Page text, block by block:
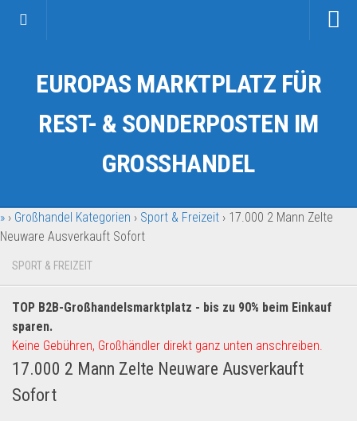
Kategorien
Auto & Motorrad
Fahrzeuge & Transport
Garten & Werkzeug
Geschäft, Büro & Schreibwaren
Geschenkartikel
Handy und Smartphone
Kosmetik & Pflege
Lebensmittel & Getränke
Multimedia & Elektro
EUROPAS MARKTPLATZ FÜR
REST- & SONDERPOSTEN IM
GROSSHANDEL
» › Großhandel Kategorien › Sport & Freizeit › 17.000 2 Mann Zelte
Neuware Ausverkauft Sofort
SPORT & FREIZEIT
TOP B2B-Großhandelsmarktplatz - bis zu 90% beim Einkauf
sparen.
Keine Gebühren, Großhändler direkt ganz unten anschreiben.
17.000 2 Mann Zelte Neuware Ausverkauft
Sofort